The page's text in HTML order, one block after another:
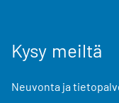
Kysy meiltä
Neuvonta ja